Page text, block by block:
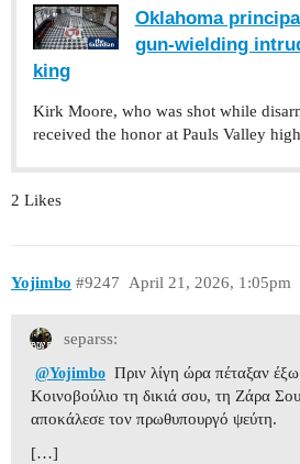
Oklahoma
gun-wielding
king
Kirk Moore, who was shot while
received the honor at Pauls Valley
2 Likes
Yojimbo April 21, 2026, 1:05pm
#9247
separss:
@Yojimbo Πριν λίγη ώρα πέταξαν
Κοινοβούλιο τη δικιά σου, τη Ζάρα
αποκάλεσε τον πρωθυπουργό ψεύτη.
[…]